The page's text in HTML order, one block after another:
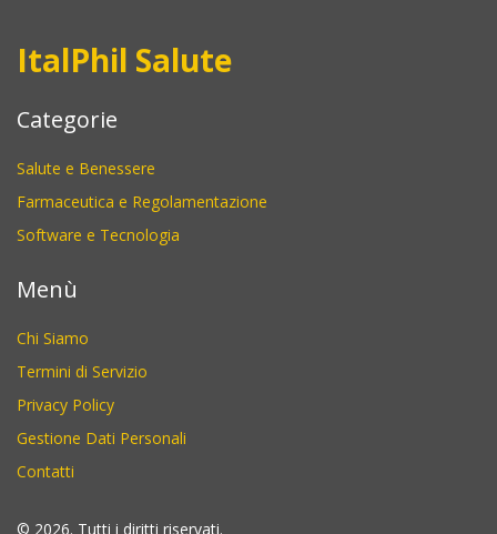
ItalPhil Salute
Categorie
Salute e Benessere
Farmaceutica e Regolamentazione
Software e Tecnologia
Menù
Chi Siamo
Termini di Servizio
Privacy Policy
Gestione Dati Personali
Contatti
© 2026. Tutti i diritti riservati.